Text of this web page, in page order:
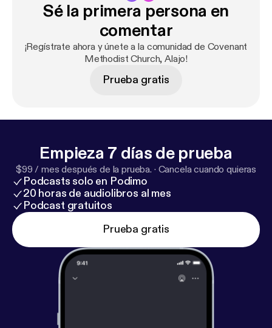
Sé la primera persona en
comentar
¡Regístrate ahora y únete a la comunidad de Covenant
Methodist Church, Alajo!
Prueba gratis
Empieza 7 días de prueba
$99 / mes después de la prueba. · Cancela cuando quieras
Podcasts solo en Podimo
20 horas de audiolibros al mes
Podcast gratuitos
Prueba gratis